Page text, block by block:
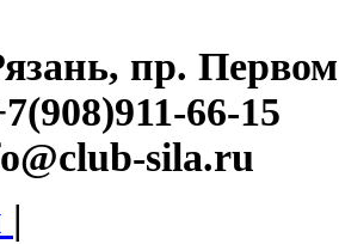
пр.
66-15
sila.ru
|